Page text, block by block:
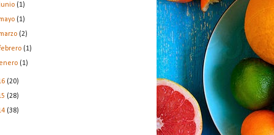
junio (1)
mayo (1)
marzo (2)
(1)
enero (1)
(20)
(28)
(38)